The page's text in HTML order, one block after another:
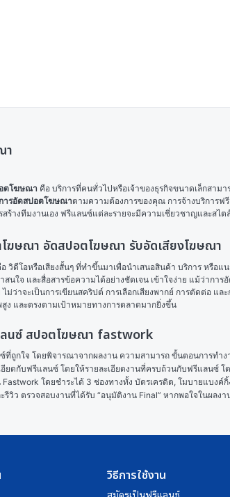
า
ตโฆษณา คือ บริการที่คนทั่วไปหรือเจ้าของธุรกิจขนาดเล็กสาม
ารอัดสปอตโฆษณาตามความต้องการของคุณ การจ้างบริการ
สร้างทีมงานเอง ฟรีแลนซ์แต่ละรายจะมีความเชี่ยวชาญและส
ฆษณา อัดสปอตโฆษณา รับอัดเสียงโฆษณา
วิดีโอหรือเสียงสั้นๆ ที่ทำขึ้นมาเพื่อนำเสนอสินค้า บริการ หรือ
สนใจ และสื่อสารข้อความได้อย่างชัดเจน เข้าใจง่าย แม้ว่าก
ม่ว่าจะเป็นการเขียนสคริปต์ การเลือกเสียงพากย์ การตัดต่อ แล
ง และตรงตามเป้าหมายทางการตลาดมากยิ่งขึ้น
ลนซ์ สปอตโฆษณา fastwork
ที่ถูกใจ โดยพิจารณาจากผลงาน ความสามารถ ขั้นตอนการทำง
อียดกับฟรีแลนซ์ โดยให้รายละเอียดงานที่ครบถ้วนกับฟรีแลนซ์
Fastwork โดยชำระได้ 3 ช่องทางทั้ง บัตรเครดิต, โมบายแบง
รีวิว ตรวจสอบงานที่ได้รับ “อนุมัติงาน Final” หากพอใจในผลง
วิธีการใช้งาน